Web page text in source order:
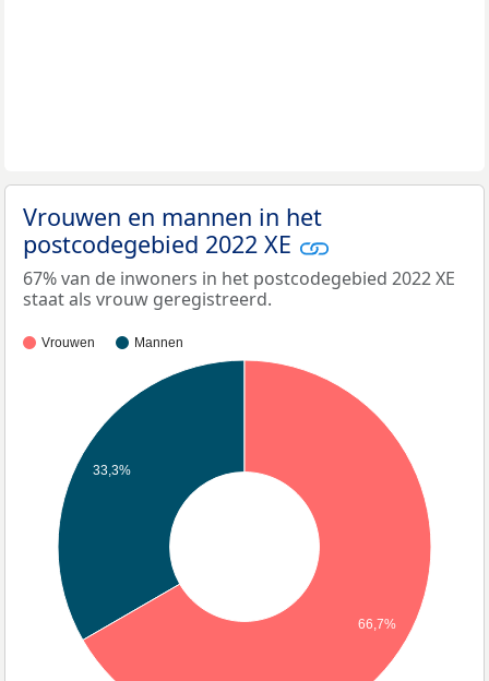
Vrouwen en mannen in het
postcodegebied 2022 XE
67% van de inwoners in het postcodegebied 2022 XE
staat als vrouw geregistreerd.
Vrouwen Mannen
33,3%
66,7%